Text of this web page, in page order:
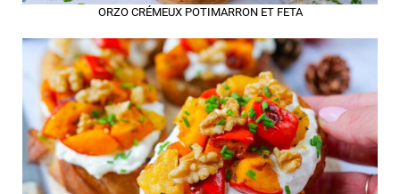
ORZO CRÉMEUX POTIMARRON ET FETA